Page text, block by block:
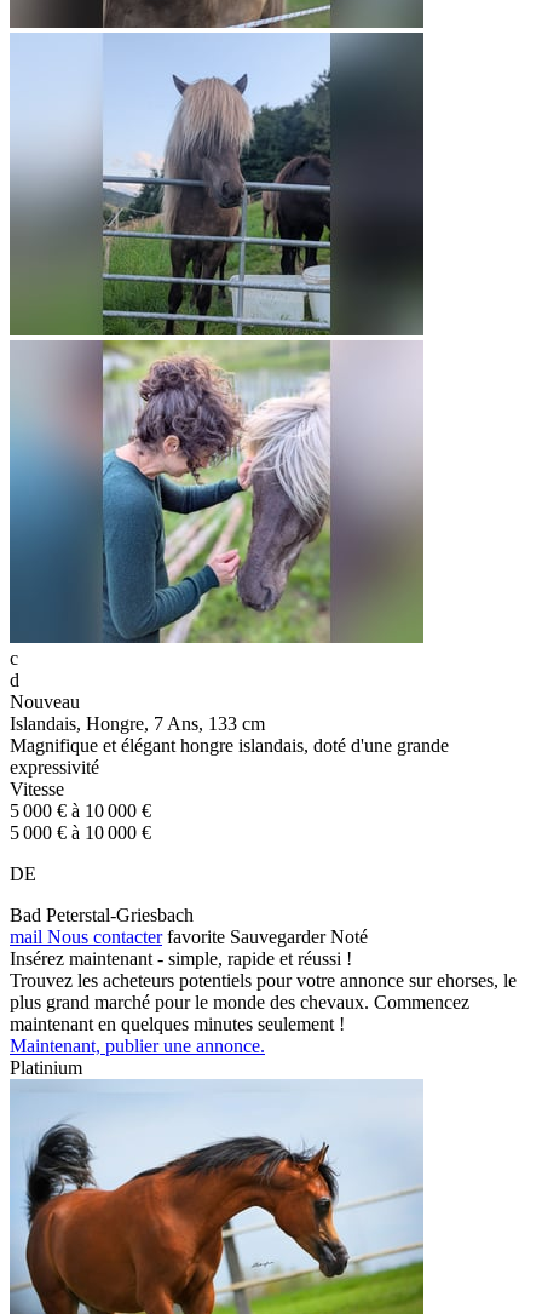
c
d
Nouveau
Islandais, Hongre, 7 Ans, 133 cm
Magnifique et élégant hongre islandais, doté d'une grande
expressivité
Vitesse
5 000 € à 10 000 €
5 000 € à 10 000 €
DE
Bad Peterstal-Griesbach
mail Nous contacter favorite Sauvegarder Noté
Insérez maintenant - simple, rapide et réussi !
Trouvez les acheteurs potentiels pour votre annonce sur ehorses, le
plus grand marché pour le monde des chevaux. Commencez
maintenant en quelques minutes seulement !
Maintenant, publier une annonce.
Platinium